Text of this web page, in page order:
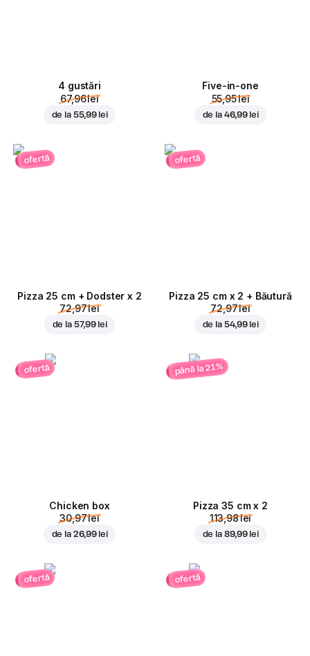
4 gustări
67,96 lei
de la 55,99 lei
Five-in-one
55,95 lei
de la 46,99 lei
ofertă
Pizza 25 cm + Dodster x 2
72,97 lei
de la 57,99 lei
ofertă
Pizza 25 cm x 2 + Băutură
72,97 lei
de la 54,99 lei
ofertă
Chicken box
30,97 lei
de la 26,99 lei
până la 21%
Pizza 35 cm x 2
113,98 lei
de la 89,99 lei
ofertă ofertă